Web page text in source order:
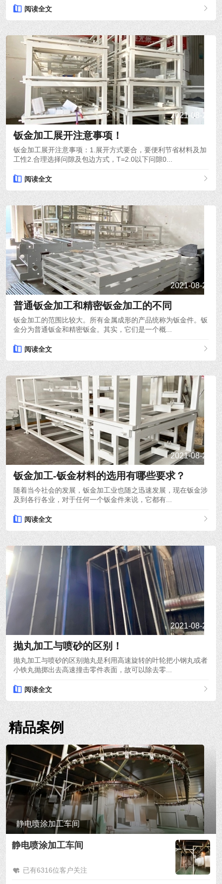
阅读全文
2021-08-26
钣金加工展开注意事项！
钣金加工展开注意事项：1.展开方式要合，要便利节省材料及加
工性2.合理选择问隙及包边方式，T=2.0以下问隙0...
阅读全文
2021-08-24
普通钣金加工和精密钣金加工的不同
钣金加工的范围比较大。所有金属成形的产品统称为钣金件。钣
金分为普通钣金和精密钣金。其实，它们是一个概...
阅读全文
2021-08-22
钣金加工-钣金材料的选用有哪些要求？
随着当今社会的发展，钣金加工业也随之迅速发展，现在钣金涉
及到各行各业，对于任何一个钣金件来说，它都有...
阅读全文
2021-08-20
抛丸加工与喷砂的区别！
抛丸加工与喷砂的区别抛丸是利用高速旋转的叶轮把小钢丸或者
小铁丸抛掷出去高速撞击零件表面，故可以除去零...
阅读全文
精品案例
静电喷涂加工车间
静电喷涂加工车间
已有6316位客户关注